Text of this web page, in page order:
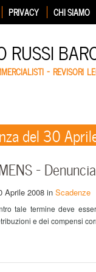
PRIVACY CHI SIAMO
RUSSI
– REVISORI
del 30
– Denuncia
Aprile 2008 in Scadenze
tale termine deve
e dei compensi